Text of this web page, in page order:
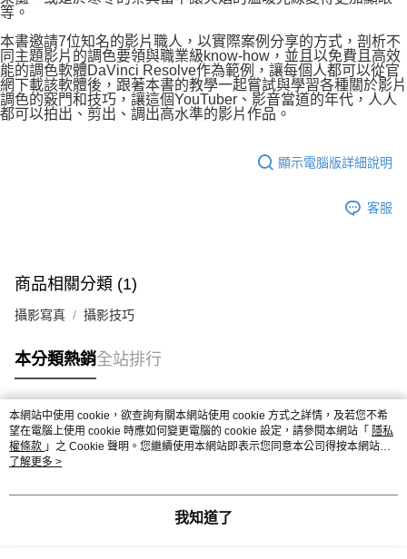
等。
本書邀請7位知名的影片職人，以實際案例分享的方式，剖析不
同主題影片的調色要領與職業級know-how，並且以免費且高效
能的調色軟體DaVinci Resolve作為範例，讓每個人都可以從官
網下載該軟體後，跟著本書的教學一起嘗試與學習各種關於影片
調色的竅門和技巧，讓這個YouTuber、影音當道的年代，人人
都可以拍出、剪出、調出高水準的影片作品。
顯示電腦版詳細說明
客服
商品相關分類 (1)
攝影寫真 攝影技巧
本分類熱銷全站排行
熱門標籤
本網站中使用 cookie，欲查詢有關本網站使用 cookie 方式之詳情，及若您不希
望在電腦上使用 cookie 時應如何變更電腦的 cookie 設定，請參閱本網站「 隱私
權條款 」之 Cookie 聲明。您繼續使用本網站即表示您同意本公司得按本網站使
用條款之 Cookie 聲明使用 cookie。
了解更多 >
我知道了